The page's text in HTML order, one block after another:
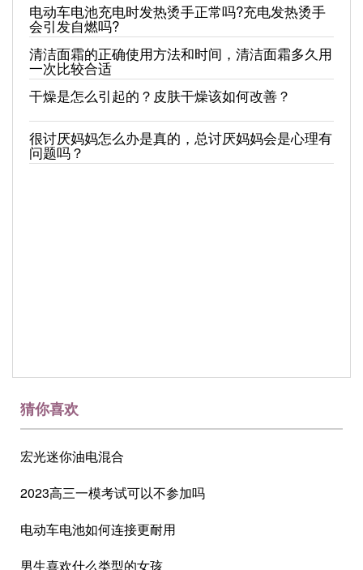
电动车电池充电时发热烫手正常吗?充电发热烫手
会引发自燃吗?
清洁面霜的正确使用方法和时间，清洁面霜多久用
一次比较合适
干燥是怎么引起的？皮肤干燥该如何改善？
很讨厌妈妈怎么办是真的，总讨厌妈妈会是心理有
问题吗？
猜你喜欢
宏光迷你油电混合
2023高三一模考试可以不参加吗
电动车电池如何连接更耐用
男生喜欢什么类型的女孩